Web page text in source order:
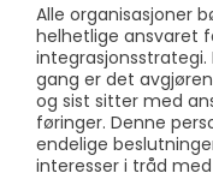
Alle organisasjoner
helhetlige ansvaret
gang er det
og sist sitter med
føringer. Denne
endelige
interesser i tråd